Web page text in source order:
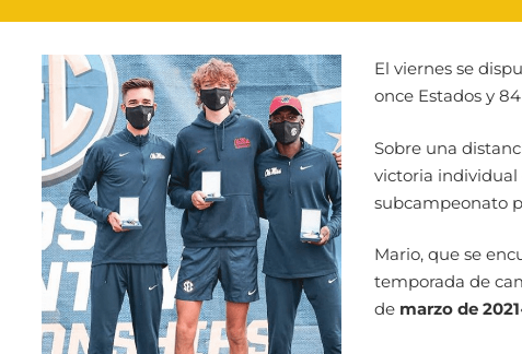
El viernes se
once Estados y
Sobre una
victoria individual
subcampeonato
Mario, que se
temporada de
de marzo de 2021